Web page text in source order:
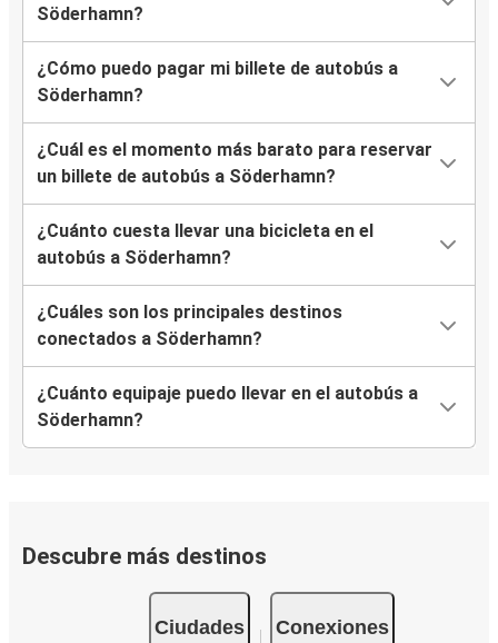
Söderhamn?
¿Cómo puedo pagar mi billete de autobús a
Söderhamn?
¿Cuál es el momento más barato para reservar
un billete de autobús a Söderhamn?
¿Cuánto cuesta llevar una bicicleta en el
autobús a Söderhamn?
¿Cuáles son los principales destinos
conectados a Söderhamn?
¿Cuánto equipaje puedo llevar en el autobús a
Söderhamn?
Descubre más destinos
Ciudades Conexiones